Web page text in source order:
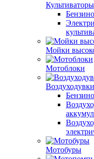
Культиваторы
Мойки
Мотоблоки
Воздуходувки
Мотобуры